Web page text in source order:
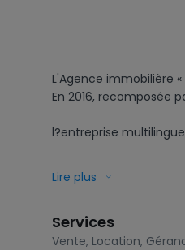
L'Agence immobilière
En 2016, recomposée
l?entreprise
Axé sur les résultats
le domaine de la
Pour garantir une
Lire plus
Services
Vente, Location,